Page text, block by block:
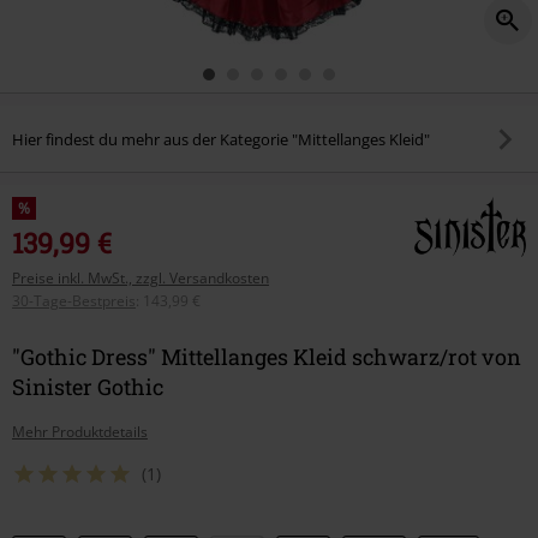
Hier findest du mehr aus der Kategorie "Mittellanges Kleid"
%
139,99 €
Preise inkl. MwSt., zzgl. Versandkosten
30-Tage-Bestpreis
143,99 €
"Gothic Dress" Mittellanges Kleid schwarz/rot von
Sinister Gothic
Mehr Produktdetails
(1)